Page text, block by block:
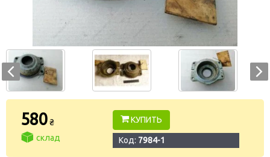
580₴
склад
КУПИТЬ
Код: 7984-1